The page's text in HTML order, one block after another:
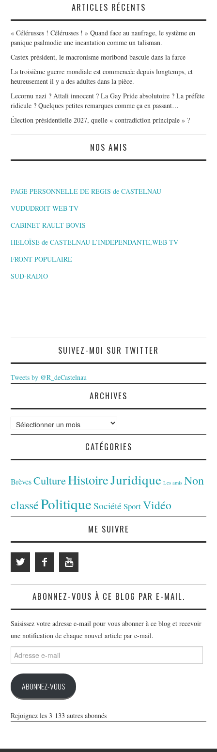
ARTICLES RÉCENTS
« Célérusses ! Célérusses ! » Quand face au naufrage, le système en
panique psalmodie une incantation comme un talisman.
Castex président, le macronisme moribond bascule dans la farce
La troisième guerre mondiale est commencée depuis longtemps, et
heureusement il y a des adultes dans la pièce.
Lecornu nazi ? Attali innocent ? La Gay Pride absolutoire ? La préfète
ridicule ? Quelques petites remarques comme ça en passant…
Élection présidentielle 2027, quelle « contradiction principale » ?
NOS AMIS
PAGE PERSONNELLE DE REGIS de CASTELNAU
VUDUDROIT WEB TV
CABINET RAULT BOVIS
HELOÏSE de CASTELNAU L’INDEPENDANTE,WEB TV
FRONT POPULAIRE
SUD-RADIO
SUIVEZ-MOI SUR TWITTER
Tweets by @R_deCastelnau
ARCHIVES
Archives
CATÉGORIES
Brèves CultureHistoireJuridique Les amis Non
classéPolitiqueSociété SportVidéo
ME SUIVRE
ABONNEZ-VOUS À CE BLOG PAR E-MAIL.
Saisissez votre adresse e-mail pour vous abonner à ce blog et recevoir
une notification de chaque nouvel article par e-mail.
Adresse
e-
ABONNEZ-VOUS
Rejoignez les 3 133 autres abonnés